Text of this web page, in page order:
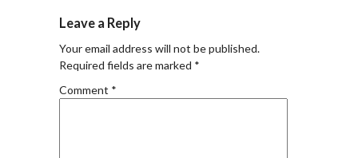
Leave a Reply
Your email address will not be published.
Required fields are marked *
Comment *